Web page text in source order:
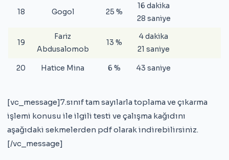
18 Gogol 25 %
16 dakika
28 saniye
19
Fariz
Abdusalomob
13 %
4 dakika
21 saniye
20 Hatice Mina 6 % 43 saniye
[vc_message]7.sınıf tam sayılarla toplama ve çıkarma
işlemi konusu ile ilgili testi ve çalışma kağıdını
aşağıdaki sekmelerden pdf olarak indirebilirsiniz.
[/vc_message]